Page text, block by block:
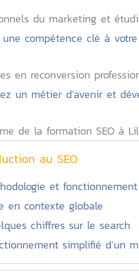
du marketing et
compétence clé à
en reconversion
un métier d’avenir et
de la formation SEO à
au SEO
et
en contexte globale
chiffres sur le search
simplifié d’un